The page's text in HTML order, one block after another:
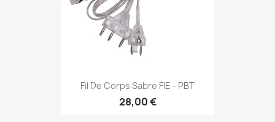
Fil De Corps Sabre FIE - PBT
28,00 €